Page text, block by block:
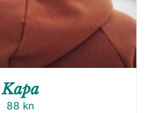
Kapa
88 kn